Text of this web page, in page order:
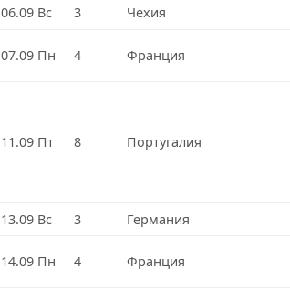
06.09 Вс 3 Чехия
07.09 Пн 4 Франция
11.09 Пт 8 Португалия
13.09 Вс 3 Германия
14.09 Пн 4 Франция